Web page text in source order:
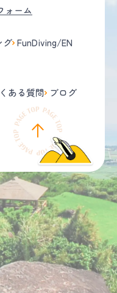
ォーム
グ FunDiving/EN
ある質問 ブログ